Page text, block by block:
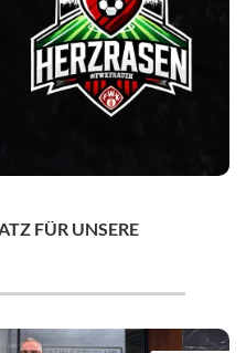
FÜR UNSERE